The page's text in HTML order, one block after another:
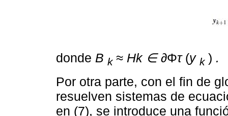
donde B k ≈ Hk ∈ ∂Φτ(y k ) .
Por otra parte, con el fin de
resuelven sistemas de
en (7), se introduce una